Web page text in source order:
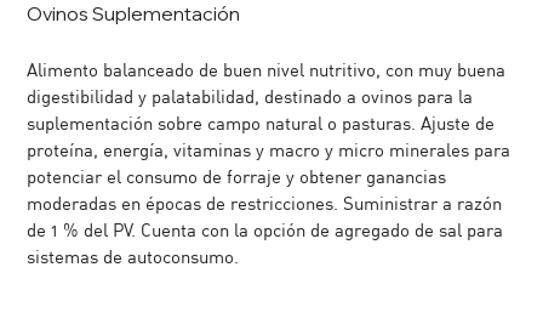
Ovinos Suplementación
Alimento balanceado de buen nivel nutritivo, con muy buena
digestibilidad y palatabilidad, destinado a ovinos para la
suplementación sobre campo natural o pasturas. Ajuste de
proteína, energía, vitaminas y macro y micro minerales para
potenciar el consumo de forraje y obtener ganancias
moderadas en épocas de restricciones. Suministrar a razón
de 1 % del PV. Cuenta con la opción de agregado de sal para
sistemas de autoconsumo.